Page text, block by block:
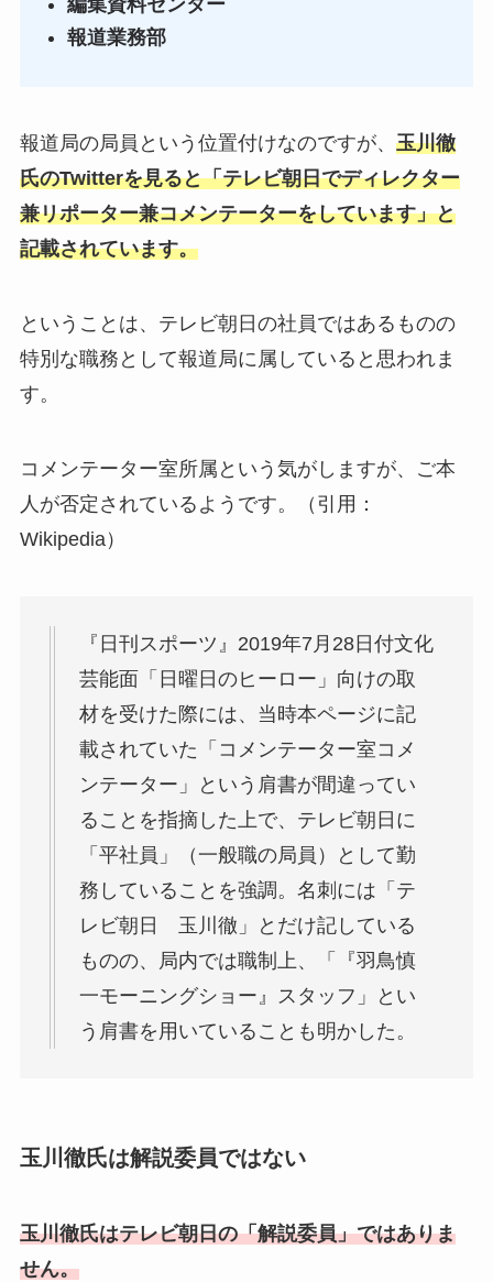
報道業務部
報道局の局員という位置付けなのですが、 玉川徹
氏のTwitterを見ると「テレビ朝日でディレクター
兼リポーター兼コメンテーターをしています」と
記載されています。
ということは、テレビ朝日の社員ではあるものの
特別な職務として報道局に属していると思われま
す。
コメンテーター室所属という気がしますが、ご本
人が否定されているようです。（引用：
Wikipedia）
『日刊スポーツ』2019年7月28日付文化
芸能面「日曜日のヒーロー」向けの取
材を受けた際には、当時本ページに記
載されていた「コメンテーター室コメ
ンテーター」という肩書が間違ってい
ることを指摘した上で、テレビ朝日に
「平社員」（一般職の局員）として勤
務していることを強調。名刺には「テ
レビ朝日 玉川徹」とだけ記している
ものの、局内では職制上、「『羽鳥慎
一モーニングショー』スタッフ」とい
う肩書を用いていることも明かした。
玉川徹氏は解説委員ではない
玉川徹氏はテレビ朝日の「解説委員」ではありま
せん。